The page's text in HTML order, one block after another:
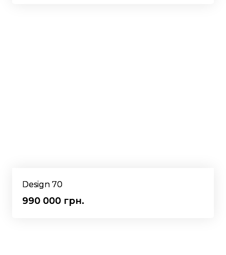
Design 70
990 000 грн.